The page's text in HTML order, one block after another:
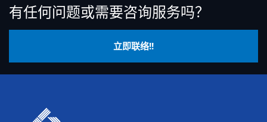
有任何问题或需要咨询服务吗？
立即联络!!